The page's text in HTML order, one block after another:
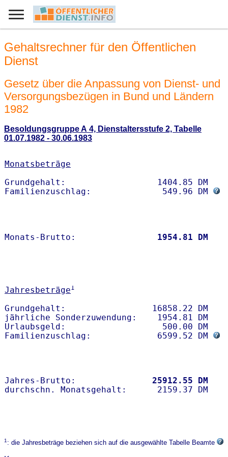
Gehaltsrechner für den Öffentlichen
Dienst
Gesetz über die Anpassung von Dienst- und
Versorgungsbezügen in Bund und Ländern
1982
Besoldungsgruppe A 4, Dienstaltersstufe 2, Tabelle
01.07.1982 - 30.06.1983
Monatsbeträge
Grundgehalt:                  1404.85 DM
Familienzuschlag:              549.96 DM
Monats-Brutto: 1954.81 DM
Jahresbeträge1
Grundgehalt:                 16858.22 DM
jährliche Sonderzuwendung:    1954.81 DM
Urlaubsgeld:                   500.00 DM
Familienzuschlag:             6599.52 DM
Jahres-Brutto: 25912.55 DM
1: die Jahresbeträge beziehen sich auf die ausgewählte Tabelle Beamte